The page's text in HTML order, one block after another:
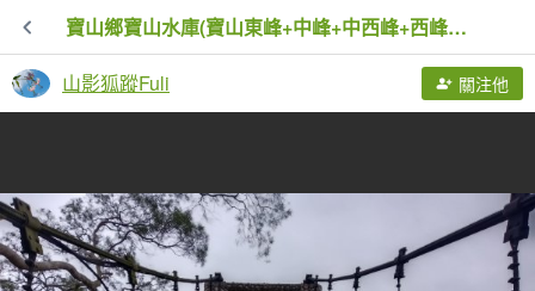
寶山鄉寶山水庫(寶山東峰+中峰+中西峰+西峰+西北峰)+尖山O型
山影狐蹤Fuli 關注他